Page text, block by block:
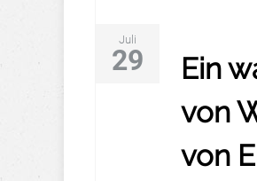
Juli
29
Ein
von
von